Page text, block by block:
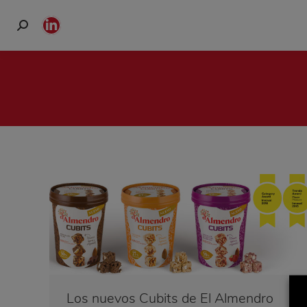
Buscar:
Linkedin
page
window
Los nuevos Cubits de El Almendro